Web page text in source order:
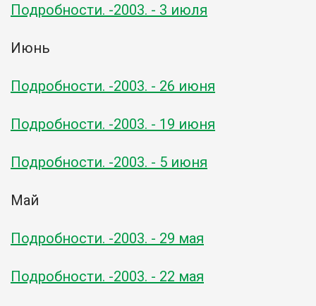
Подробности. -2003. - 3 июля
Июнь
Подробности. -2003. - 26 июня
Подробности. -2003. - 19 июня
Подробности. -2003. - 5 июня
Май
Подробности. -2003. - 29 мая
Подробности. -2003. - 22 мая